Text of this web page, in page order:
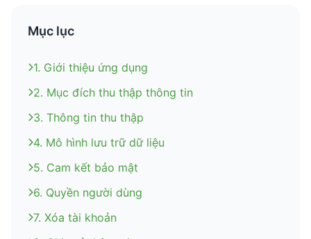
Mục lục
1. Giới thiệu ứng dụng
2. Mục đích thu thập thông tin
3. Thông tin thu thập
4. Mô hình lưu trữ dữ liệu
5. Cam kết bảo mật
6. Quyền người dùng
7. Xóa tài khoản